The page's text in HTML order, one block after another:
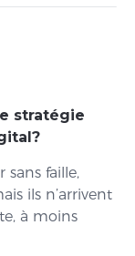
stratégie
sans faille,
ils n’arrivent
à moins